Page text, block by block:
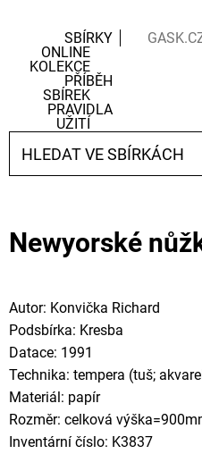
SBÍRKY
ONLINE
KOLEKCE
PŘÍBĚH
SBÍREK
PRAVIDLA
UŽITÍ
Newyorské
Autor: Konvička Richard
Podsbírka: Kresba
Datace: 1991
Technika: tempera (tuš;
Materiál: papír
Rozměr: celková
Inventární číslo: K3837